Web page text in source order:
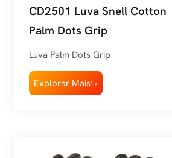
CD2501 Luva Snell Cotton
Palm Dots Grip
Luva Palm Dots Grip
Explorar Mais